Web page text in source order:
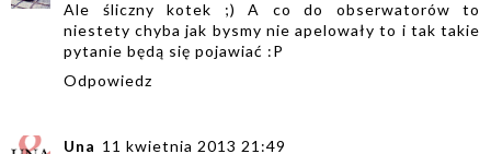
Ale śliczny kotek ;) A co do obserwatorów to
niestety chyba jak bysmy nie apelowały to i tak takie
pytanie będą się pojawiać :P
Odpowiedz
Una 11 kwietnia 2013 21:49